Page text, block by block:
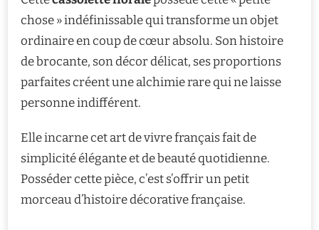
chose » indéfinissable qui transforme un objet
ordinaire en coup de cœur absolu. Son histoire
de brocante, son décor délicat, ses proportions
parfaites créent une alchimie rare qui ne laisse
personne indifférent.
Elle incarne cet art de vivre français fait de
simplicité élégante et de beauté quotidienne.
Posséder cette pièce, c’est s’offrir un petit
morceau d’histoire décorative française.